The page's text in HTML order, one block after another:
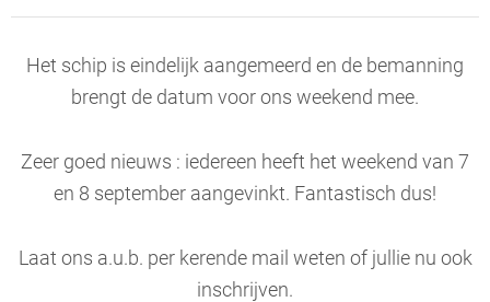
Het schip is eindelijk aangemeerd en de bemanning
brengt de datum voor ons weekend mee.
Zeer goed nieuws : iedereen heeft het weekend van 7
en 8 september aangevinkt. Fantastisch dus!
Laat ons a.u.b. per kerende mail weten of jullie nu ook
inschrijven.